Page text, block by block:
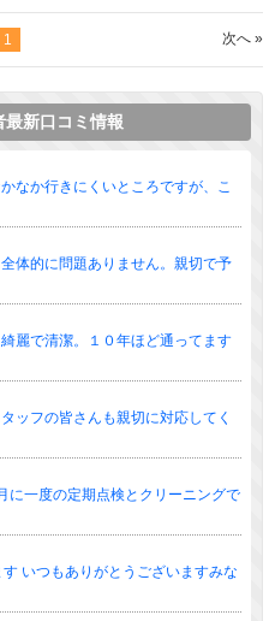
1 次へ »
新口コミ情報
なか行きにくいところですが、こ
体的に問題ありません。親切で予
麗で清潔。１０年ほど通ってます
ッフの皆さんも親切に対応してく
に一度の定期点検とクリーニングで
いつもありがとうございますみな